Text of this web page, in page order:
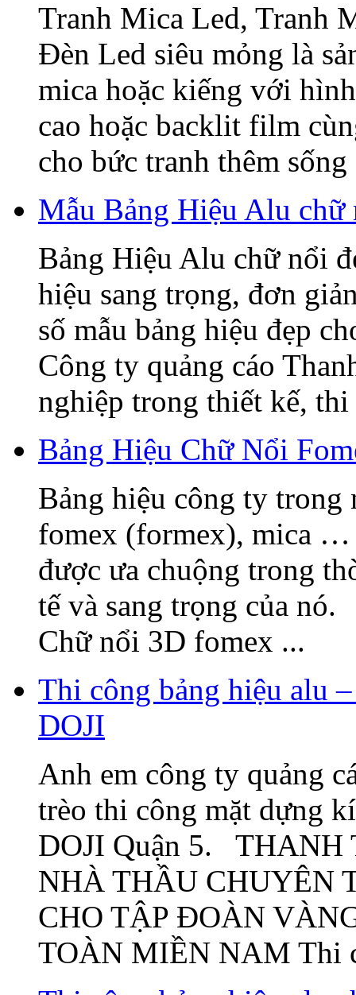
Tranh Mica Led, Tranh
Đèn Led siêu mỏng là
mica hoặc kiếng với
cao hoặc backlit film
cho bức tranh thêm
Mẫu Bảng Hiệu Alu chữ
Bảng Hiệu Alu chữ nổi
hiệu sang trọng, đơn
số mẫu bảng hiệu đẹp
Công ty quảng cáo
nghiệp trong thiết kế, thi
Bảng Hiệu Chữ Nổi
Bảng hiệu công ty
fomex (formex), mica …
được ưa chuộng trong
tế và sang trọng của
Chữ nổi 3D fomex ...
Thi công bảng hiệu alu
DOJI
Anh em công ty quảng
trèo thi công mặt dựng
DOJI Quận 5. THANH
NHÀ THẦU CHUYÊN
CHO TẬP ĐOÀN
TOÀN MIỀN NAM